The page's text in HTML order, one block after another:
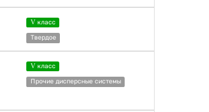
V класс
Твердое
V класс
Прочие дисперсные системы